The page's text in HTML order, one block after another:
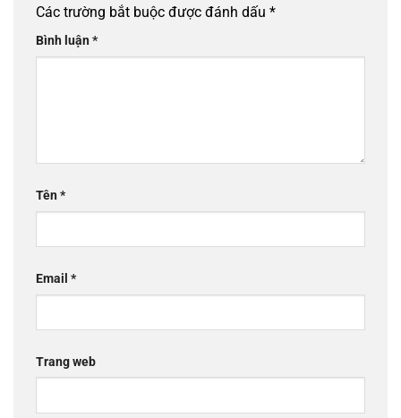
Các trường bắt buộc được đánh dấu *
Bình luận*
Tên*
Email *
Trang web